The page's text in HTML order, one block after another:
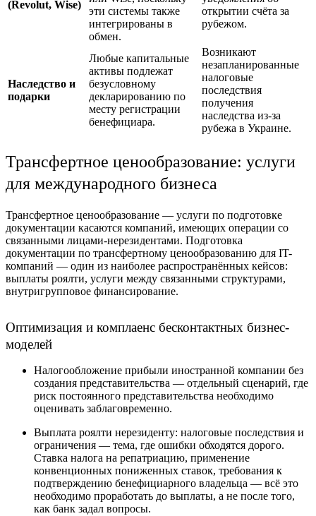
(Revolut, Wise)
эти системы также
интегрированы в
обмен.
открытии счёта за
рубежом.
Наследство и
подарки
Любые капитальные
активы подлежат
безусловному
декларированию по
месту регистрации
бенефициара.
Возникают
незапланированные
налоговые
последствия
получения
наследства из-за
рубежа в Украине.
Трансфертное ценообразование: услуги
для международного бизнеса
Трансфертное ценообразование — услуги по подготовке
документации касаются компаний, имеющих операции со
связанными лицами-нерезидентами. Подготовка
документации по трансфертному ценообразованию для IT-
компаний — один из наиболее распространённых кейсов:
выплаты роялти, услуги между связанными структурами,
внутригрупповое финансирование.
Оптимизация и комплаенс бесконтактных бизнес-
моделей
Налогообложение прибыли иностранной компании без
создания представительства — отдельный сценарий, где
риск постоянного представительства необходимо
оценивать заблаговременно.
Выплата роялти нерезиденту: налоговые последствия и
ограничения — тема, где ошибки обходятся дорого.
Ставка налога на репатриацию, применение
конвенционных пониженных ставок, требования к
подтверждению бенефициарного владельца — всё это
необходимо проработать до выплаты, а не после того,
как банк задал вопросы.